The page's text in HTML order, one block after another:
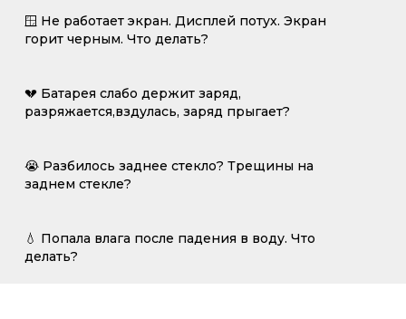
🪟 Не работает экран. Дисплей потух. Экран
горит черным. Что делать?
💔 Батарея слабо держит заряд,
разряжается,вздулась, заряд прыгает?
😭 Разбилось заднее стекло? Трещины на
заднем стекле?
💧 Попала влага после падения в воду. Что
делать?